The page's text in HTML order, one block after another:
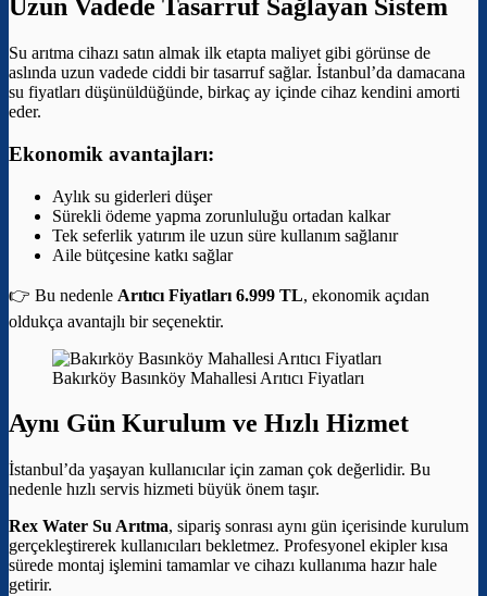
Uzun Vadede Tasarruf Sağlayan Sistem
Su arıtma cihazı satın almak ilk etapta maliyet gibi görünse de
aslında uzun vadede ciddi bir tasarruf sağlar. İstanbul’da damacana
su fiyatları düşünüldüğünde, birkaç ay içinde cihaz kendini amorti
eder.
Ekonomik avantajları:
Aylık su giderleri düşer
Sürekli ödeme yapma zorunluluğu ortadan kalkar
Tek seferlik yatırım ile uzun süre kullanım sağlanır
Aile bütçesine katkı sağlar
👉 Bu nedenle Arıtıcı Fiyatları 6.999 TL, ekonomik açıdan
oldukça avantajlı bir seçenektir.
Bakırköy Basınköy Mahallesi Arıtıcı Fiyatları
Aynı Gün Kurulum ve Hızlı Hizmet
İstanbul’da yaşayan kullanıcılar için zaman çok değerlidir. Bu
nedenle hızlı servis hizmeti büyük önem taşır.
Rex Water Su Arıtma, sipariş sonrası aynı gün içerisinde kurulum
gerçekleştirerek kullanıcıları bekletmez. Profesyonel ekipler kısa
sürede montaj işlemini tamamlar ve cihazı kullanıma hazır hale
getirir.